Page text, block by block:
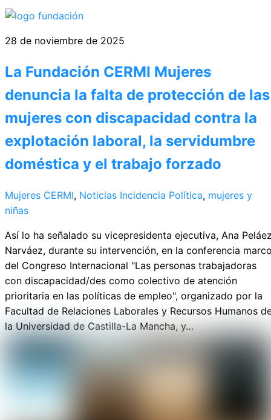
28 de noviembre de 2025
La Fundación CERMI Mujeres
denuncia la falta de protección de las
mujeres con discapacidad contra la
explotación laboral, la servidumbre
doméstica y el trabajo forzado
Mujeres CERMI, Noticias Incidencia Política, mujeres y
niñas
Así lo ha señalado su vicepresidenta ejecutiva, Ana
Narváez, durante su intervención, en la conferencia
del Congreso Internacional "Las personas trabajadoras
con discapacidad/des como colectivo de atención
prioritaria en las políticas de empleo", organizado por la
Facultad de Relaciones Laborales y Recursos Humanos
la Universidad de Castilla-La Mancha, y…